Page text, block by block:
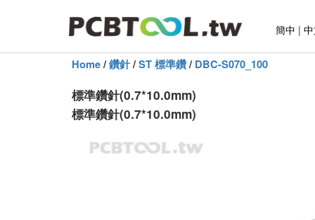
簡中 |
Home/鑽針/ST 標準鑽/DBC-S070_100
標準鑽針(0.7*10.0mm)
標準鑽針(0.7*10.0mm)